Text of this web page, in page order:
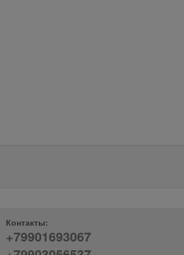
Контакты:
+79901693067